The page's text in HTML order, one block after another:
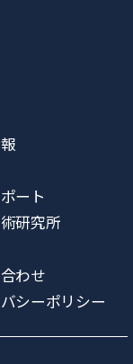
ート
研究所
わせ
シーポリシー